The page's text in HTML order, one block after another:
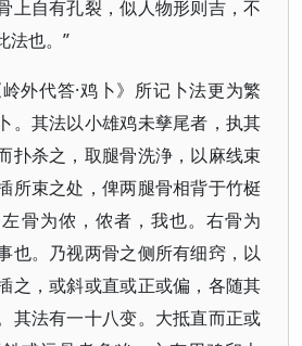
上自有孔裂，似人物形则吉，不
法也。”
外代答·鸡卜》所记卜法更为繁
。其法以小雄鸡未孳尾者，执其
扑杀之，取腿骨洗浄，以麻线束
所束之处，俾两腿骨相背于竹梃
骨为侬，侬者，我也。右骨为
也。乃视两骨之侧所有细窍，以
之，或斜或直或正或偏，各随其
其法有一十八变。大抵直而正或